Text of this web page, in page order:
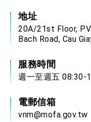
地址
20A/21st Floor,
Bach Road, Cau
服務時間
週一至週五 08:30-
電郵信箱
vnm@mofa.gov.tw